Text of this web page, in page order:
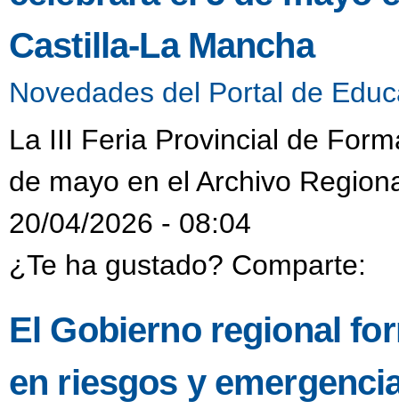
Castilla-La Mancha
Novedades del Portal de
La III Feria Provincial de
de mayo en el Archivo
20/04/2026 - 08:04
¿Te ha gustado? Comparte:
El Gobierno regional
en riesgos y